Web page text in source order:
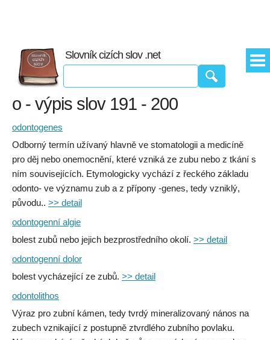
Slovník cizích slov .net
o - výpis slov 191 - 200
odontogenes
Odborný termín užívaný hlavně ve stomatologii a medicíně
pro děj nebo onemocnění, které vzniká ze zubu nebo z tkání s
ním souvisejících. Etymologicky vychází z řeckého základu
odonto- ve významu zub a z přípony -genes, tedy vzniklý,
původu.. >> detail
odontogenní algie
bolest zubů nebo jejich bezprostředního okolí. >> detail
odontogenní dolor
bolest vycházející ze zubů. >> detail
odontolithos
Výraz pro zubní kámen, tedy tvrdý mineralizovaný nános na
zubech vznikající z postupně ztvrdlého zubního povlaku.